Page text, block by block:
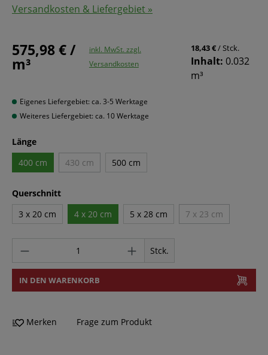
Versandkosten & Liefergebiet »
575,98 € /
m³
inkl. MwSt. zzgl.
Versandkosten
18,43 €/ Stck.
Inhalt: 0.032
m³
Eigenes Liefergebiet: ca. 3-5 Werktage
Weiteres Liefergebiet: ca. 10 Werktage
Länge
400 cm
430 cm 500 cm
Querschnitt
3 x 20 cm
4 x 20 cm 5 x 28 cm 7 x 23 cm
Stck.
IN DEN WARENKORB
Merken Frage zum Produkt